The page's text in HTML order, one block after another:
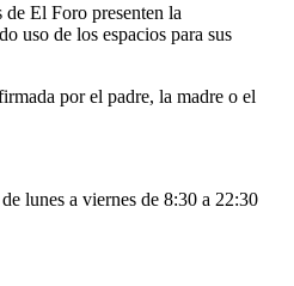
de El Foro presenten la
uso de los espacios para sus
por el padre, la madre o el
lunes a viernes de 8:30 a 22:30